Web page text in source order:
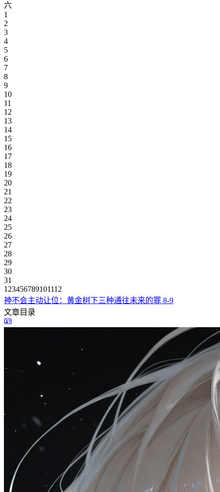
六
1
2
3
4
5
6
7
8
9
10
11
12
13
14
15
16
17
18
19
20
21
22
23
24
25
26
27
28
29
30
31
1 23456789101112
神不会主动让位：黄金树下三种通往未来的罪 8-9
文章目录